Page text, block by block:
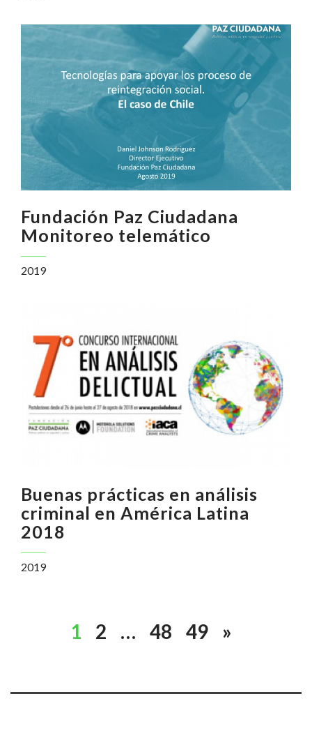
Fundación Paz Ciudadana
Monitoreo telemático
2019
Buenas prácticas en análisis
criminal en América Latina
2018
2019
1 2 … 48 49 »